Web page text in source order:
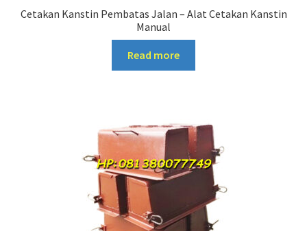
Cetakan Kanstin Pembatas Jalan – Alat Cetakan Kanstin
Manual
Read more